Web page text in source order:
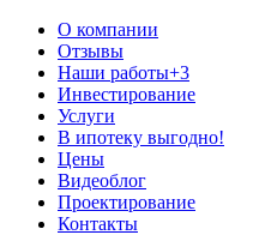
О компании
Отзывы
Наши работы+3
Инвестирование
Услуги
В ипотеку выгодно!
Цены
Видеоблог
Проектирование
Контакты